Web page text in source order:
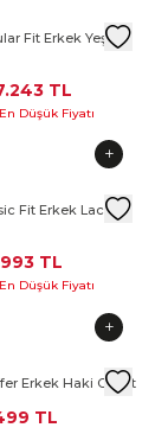
Fit Erkek
Fit Erkek
Fit Erkek Yeşil
TL
Düşük Fiyatı
Fit Erkek Krem
Fit Erkek
Fit Erkek Lacivert
TL
Düşük Fiyatı
Siyah Mont
Erkek Haki
Erkek Haki Ceket
TL